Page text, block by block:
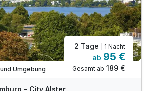
Umgebung
2 Tage | 1 Nacht
ab 95 €
Gesamt ab 189 €
- City Alster